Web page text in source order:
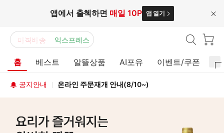
앱에서 출첵하면 매일 10P 앱 열기
닫
매직배송 익스프레스
홈 베스트 알뜰상품 AI포유 이벤트/쿠폰
공지안내 온라인 주문재개 안내(8/10~)